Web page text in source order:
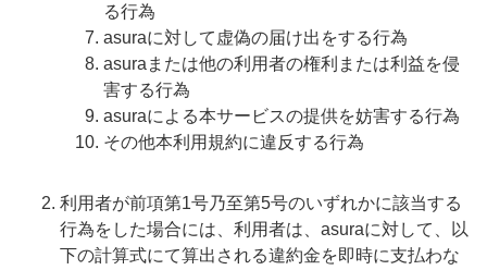
る行為
asuraに対して虚偽の届け出をする行為
asuraまたは他の利用者の権利または利益を侵
害する行為
asuraによる本サービスの提供を妨害する行為
その他本利用規約に違反する行為
利用者が前項第1号乃至第5号のいずれかに該当する
行為をした場合には、利用者は、asuraに対して、以
下の計算式にて算出される違約金を即時に支払わな